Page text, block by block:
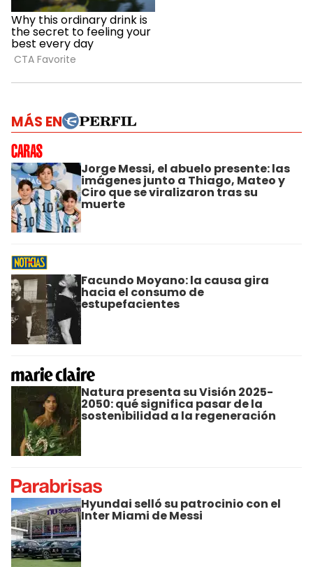
MÁS EN
Jorge Messi, el abuelo presente: las
imágenes junto a Thiago, Mateo y
Ciro que se viralizaron tras su
muerte
Facundo Moyano: la causa gira
hacia el consumo de
estupefacientes
Natura presenta su Visión 2025-
2050: qué significa pasar de la
sostenibilidad a la regeneración
Hyundai selló su patrocinio con el
Inter Miami de Messi